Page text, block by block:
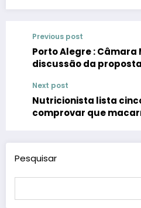
Previous post
Porto Alegre :
discussão da
Next post
Nutricionista lista
comprovar que
Pesquisar